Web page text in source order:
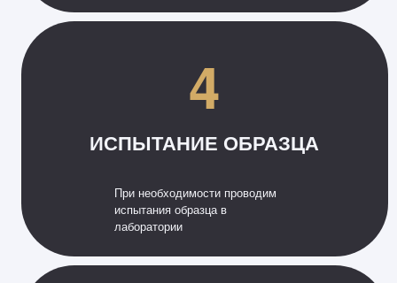
4
ИСПЫТАНИЕ ОБРАЗЦА
При необходимости проводим
испытания образца в
лаборатории